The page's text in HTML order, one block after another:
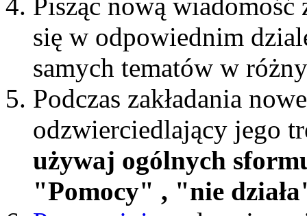
się w odpowiednim
samych tematów w
Podczas zakładania
odzwierciedlający jego
używaj ogólnych
"Pomocy" , "nie